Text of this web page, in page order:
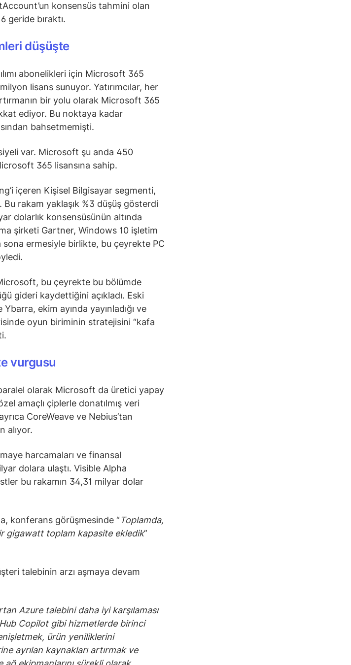
konsensüs tahmini olan
geride bıraktı.
düşüşte
abonelikleri için Microsoft 365
lisans sunuyor. Yatırımcılar, her
bir yolu olarak Microsoft 365
ediyor. Bu noktaya kadar
bahsetmemişti.
var. Microsoft şu anda 450
365 lisansına sahip.
içeren Kişisel Bilgisayar segmenti,
Bu rakam yaklaşık %3 düşüş gösterdi
dolarlık konsensüsünün altında
şirketi Gartner, Windows 10 işletim
sona ermesiyle birlikte, bu çeyrekte PC
bu çeyrekte bu bölümde
gideri kaydettiğini açıkladı. Eski
ekim ayında yayınladığı ve
oyun biriminin stratejisini “kafa
vurgusu
olarak Microsoft da üretici yapay
amaçlı çiplerle donatılmış veri
CoreWeave ve Nebius’tan
alıyor.
harcamaları ve finansal
dolara ulaştı. Visible Alpha
bu rakamın 34,31 milyar dolar
konferans görüşmesinde “Toplamda,
gigawatt toplam kapasite ekledik”
talebinin arzı aşmaya devam
Azure talebini daha iyi karşılaması
Copilot gibi hizmetlerde birinci
ürün yeniliklerini
ayrılan kaynakları artırmak ve